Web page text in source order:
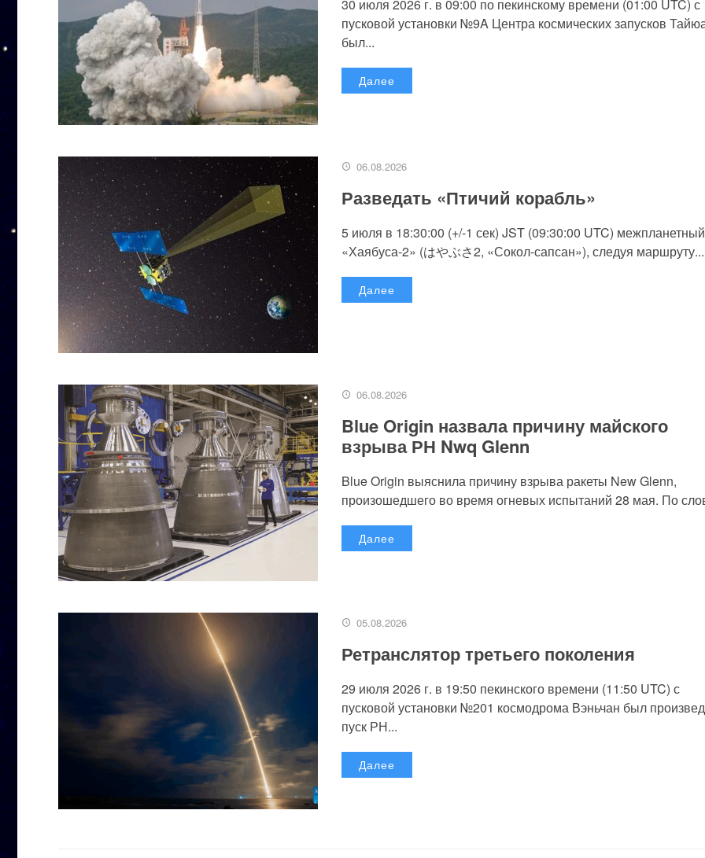
30 июля 2026 г. в 09:00 по пекинскому времени (01:00 UTC) с
пусковой установки №9A Центра космических запусков
был...
Далее
06.08.2026
Разведать «Птичий корабль»
5 июля в 18:30:00 (+/-1 сек) JST (09:30:00 UTC)
«Хаябуса-2» (はやぶさ2, «Сокол-сапсан»), следуя маршруту...
Далее
06.08.2026
Blue Origin назвала причину майского
взрыва РН Nwq Glenn
Blue Origin выяснила причину взрыва ракеты New Glenn,
произошедшего во время огневых испытаний 28 мая. По
Далее
05.08.2026
Ретранслятор третьего поколения
29 июля 2026 г. в 19:50 пекинского времени (11:50 UTC) с
пусковой установки №201 космодрома Вэньчан был
пуск РН...
Далее